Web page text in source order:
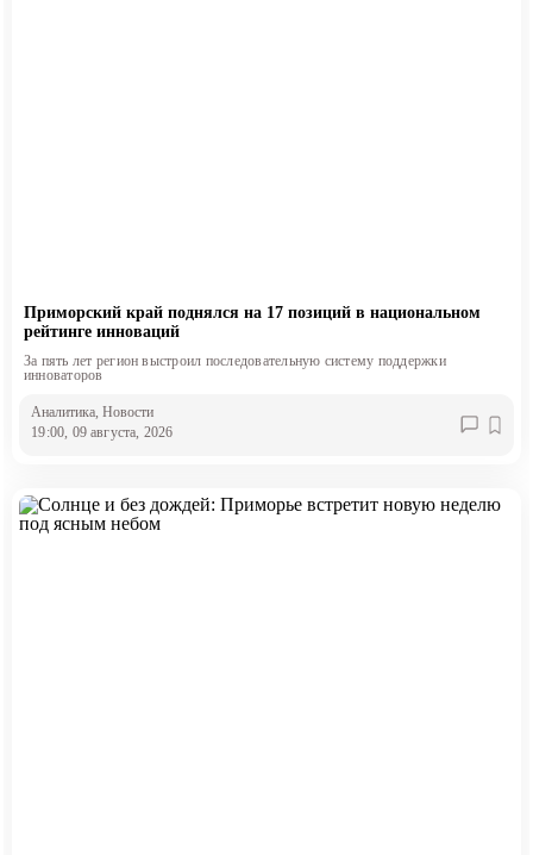
Приморский край поднялся на 17 позиций в национальном
рейтинге инноваций
За пять лет регион выстроил последовательную систему поддержки
инноваторов
Аналитика, Новости
19:00, 09 августа, 2026